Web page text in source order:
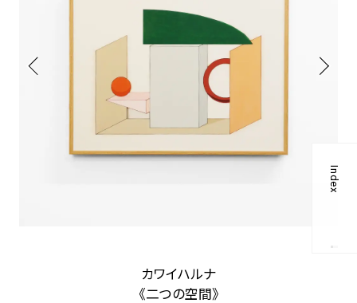
Index
カワイハルナ
《二つの空間》